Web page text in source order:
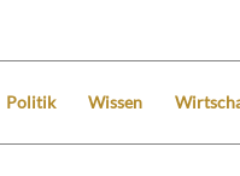
Politik Wissen